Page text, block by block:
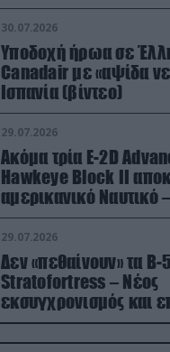
30.07.2026
Υποδοχή ήρωα σε
Canadair με «αψίδα
Ισπανία (βίντεο)
29.07.2026
Ακόμα τρία E-2D
Hawkeye Block II
αμερικανικό Ναυτικό
δισ.δολάρια το κόστος
29.07.2026
Δεν «πεθαίνουν» τα Β-
Stratofortress – Νέος
εκσυγχρονισμός και
από τα «νεκροταφεία»